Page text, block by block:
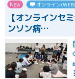
New オンライン(WEB)
【オンラインセ
ンソン病…